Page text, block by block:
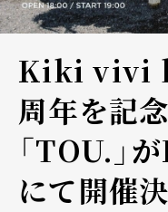
Kiki vivi
周年を記
「TOU.」
にて開催